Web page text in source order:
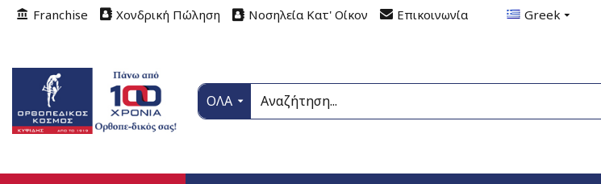
Franchise Χονδρική Πώληση Νοσηλεία Κατ' Οίκον Επικοινωνία Greek
ΟΛΑ